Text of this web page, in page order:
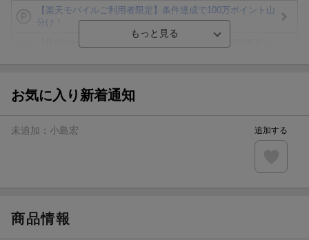
【楽天モバイルご利用者限定】条件達成で100万ポイント山
分け！
が当たる！
楽天モバイル紹介キャンペーンの拡散で300円OFFクーポン
条件達成で楽天限定・宝塚歌劇 宙組貸切公演ペアチケット
お気に入り新着通知
未追加： 小島宏 追加する
商品情報